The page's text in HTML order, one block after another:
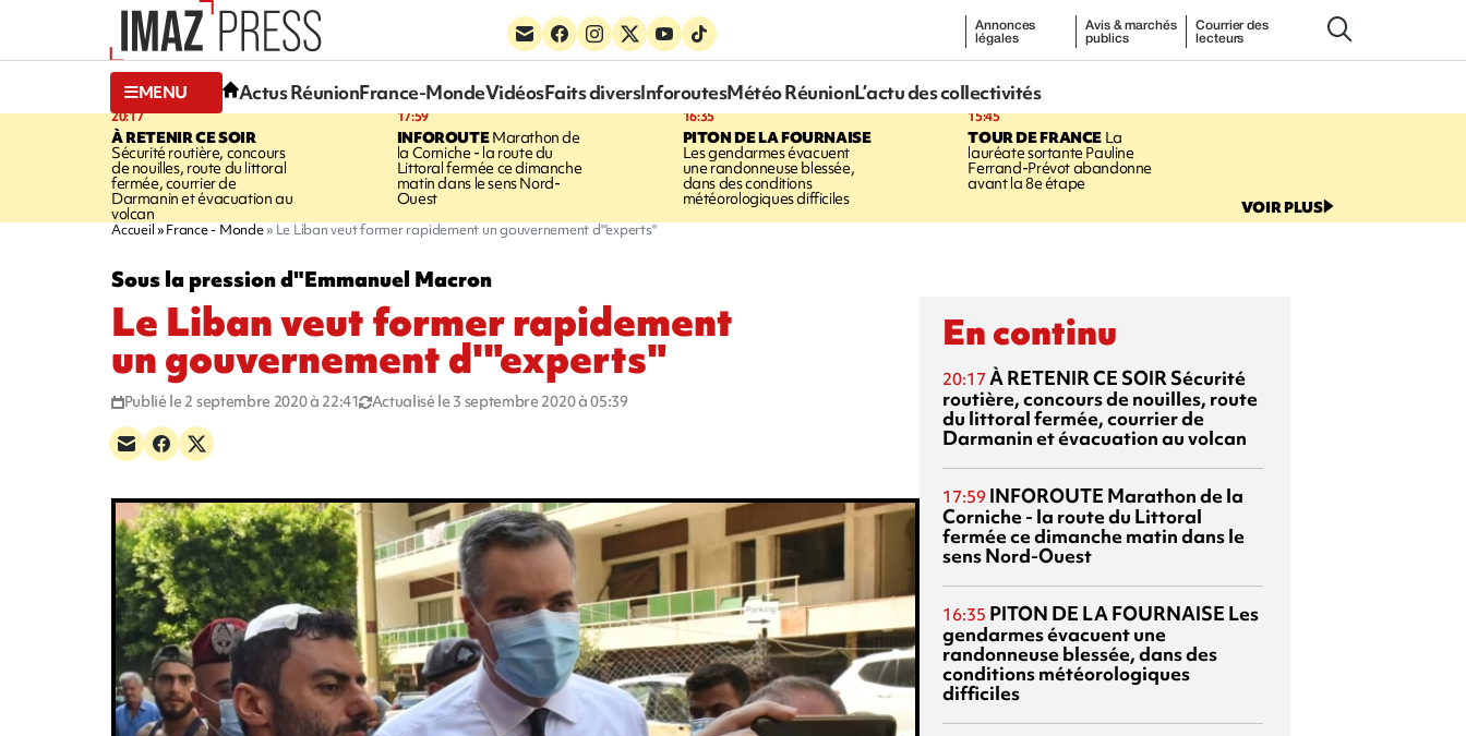
Annonces
légales
Avis & marchés
publics
Courrier des
lecteurs
MENU Actus RéunionFrance-MondeVidéosFaits diversInforoutesMétéo RéunionL’actu des collectivités
20:17
À RETENIR CE SOIR
Sécurité routière, concours
de nouilles, route du littoral
fermée, courrier de
Darmanin et évacuation au
volcan
17:59
INFOROUTEMarathon de
la Corniche - la route du
Littoral fermée ce dimanche
matin dans le sens Nord-
Ouest
16:35
PITON DE LA FOURNAISE
Les gendarmes évacuent
une randonneuse blessée,
dans des conditions
météorologiques difficiles
15:45
TOUR DE FRANCELa
lauréate sortante Pauline
Ferrand-Prévot abandonne
avant la 8e étape
VOIR PLUS
Accueil France - Monde Le Liban veut former rapidement un gouvernement d'"experts"
Sous la pression d"Emmanuel Macron
Le Liban veut former rapidement
un gouvernement d'"experts"
Publié le 2 septembre 2020 à 22:41 Actualisé le 3 septembre 2020 à 05:39
En continu
20:17 À RETENIR CE SOIR Sécurité
routière, concours de nouilles, route
du littoral fermée, courrier de
Darmanin et évacuation au volcan
17:59 INFOROUTE Marathon de la
Corniche - la route du Littoral
fermée ce dimanche matin dans le
sens Nord-Ouest
16:35 PITON DE LA FOURNAISE Les
gendarmes évacuent une
randonneuse blessée, dans des
conditions météorologiques
difficiles